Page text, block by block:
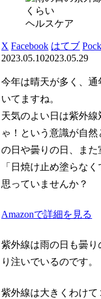
ヘルスケア
X Facebook はてブ
2023.05.102023.05.29
今年は晴天が多く、
いてますね。
天気のよい日は紫外線
ゃ！という意識が自
の日や曇りの日、ま
「日焼け止め塗らな
思っていませんか？
Amazonで詳細を見る
紫外線は雨の日も曇
り注いでいるのです。
紫外線は大きくわけて